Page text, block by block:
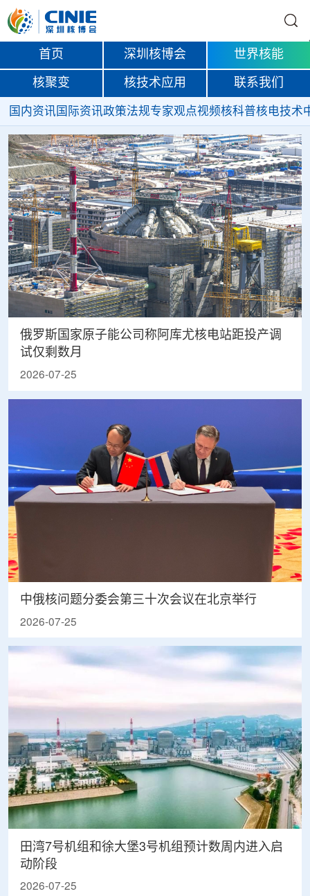
首页 深圳核博会 世界核能
核聚变 核技术应用 联系我们
国内资讯 国际资讯政策法规专家观点视频核科普核电技术
俄罗斯国家原子能公司称阿库尤核电站距投产调
试仅剩数月
2026-07-25
中俄核问题分委会第三十次会议在北京举行
2026-07-25
田湾7号机组和徐大堡3号机组预计数周内进入启
动阶段
2026-07-25